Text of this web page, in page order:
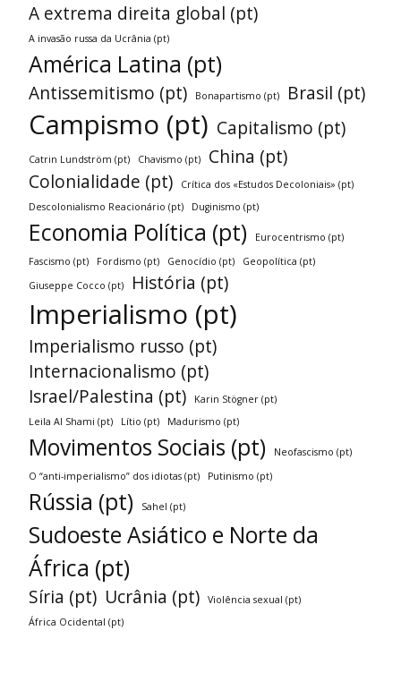
A extrema direita global (pt)
A invasão russa da Ucrânia (pt)
América Latina (pt)
Antissemitismo (pt) Bonapartismo (pt) Brasil (pt)
Campismo (pt) Capitalismo (pt)
Catrin Lundström (pt) Chavismo (pt)
China (pt)
Colonialidade (pt)
Crítica dos «Estudos Decoloniais» (pt)
Descolonialismo Reacionário (pt)
Duginismo (pt)
Economia Política (pt)
Eurocentrismo (pt)
Fascismo (pt)
Fordismo (pt) Genocídio (pt)
Geopolítica (pt)
Giuseppe Cocco (pt)
História (pt)
Imperialismo (pt)
Imperialismo russo (pt)
Internacionalismo (pt)
Israel/Palestina (pt)
Karin Stögner (pt)
Leila Al Shami (pt)
Lítio (pt) Madurismo (pt)
Movimentos Sociais (pt)
Neofascismo (pt)
O “anti-imperialismo” dos idiotas (pt)
Putinismo (pt)
Rússia (pt) Sahel (pt)
Sudoeste Asiático e Norte da
África (pt)
Síria (pt) Ucrânia (pt)
Violência sexual (pt)
África Ocidental (pt)